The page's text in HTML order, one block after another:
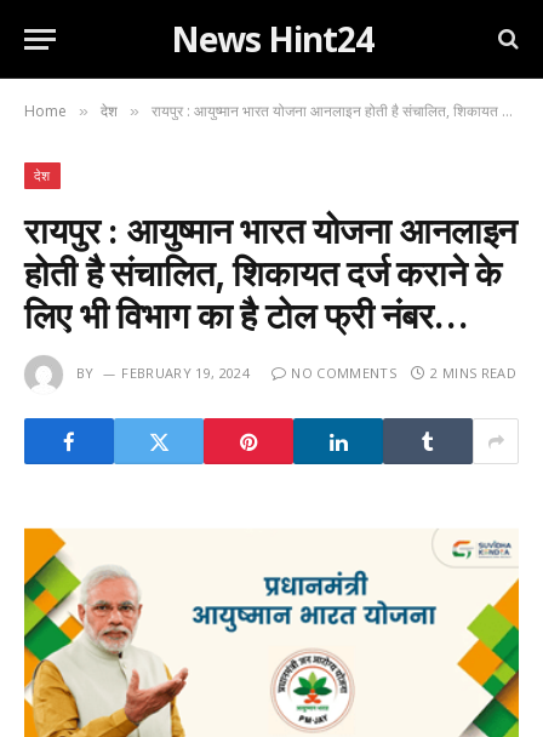
News Hint24
Home » देश » रायपुर : आयुष्मान भारत योजना आनलाइन होती है संचालित, शिकायत दर्ज कराने के लिए भी विभाग का है टोल फ्री नंबर…
देश
रायपुर : आयुष्मान भारत योजना आनलाइन
होती है संचालित, शिकायत दर्ज कराने के
लिए भी विभाग का है टोल फ्री नंबर…
BY FEBRUARY 19, 2024 NO COMMENTS 2 MINS READ